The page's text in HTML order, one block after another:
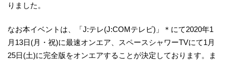
りました。
なお本イベントは、「J:テレ(J:COMテレビ)」＊にて2020年1
月13日(月・祝)に最速オンエア、スペースシャワーTVにて1月
25日(土)に完全版をオンエアすることが決定しております。ま